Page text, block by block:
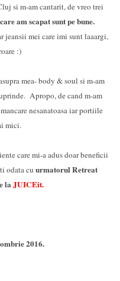
si m-am cantarit, de vreo trei
am scapat sunt pe bune.
jeansii mei care imi sunt laaargi,
:)
mea- body & soul si m-am
Apropo, de cand m-am
nesanatoasa iar portiile
mici.
care mi-a adus doar beneficii
odata cu urmatorul Retreat
laJUICEit.
2016.